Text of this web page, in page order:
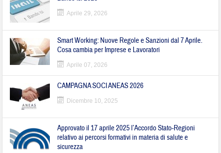
Aprile 29, 2026
Smart Working: Nuove Regole e Sanzioni dal 7 Aprile.
Cosa cambia per Imprese e Lavoratori
Aprile 07, 2026
CAMPAGNA SOCI ANEAS 2026
Dicembre 10, 2025
Approvato il 17 aprile 2025 l’Accordo Stato-Regioni
relativo ai percorsi formativi in materia di salute e
sicurezza